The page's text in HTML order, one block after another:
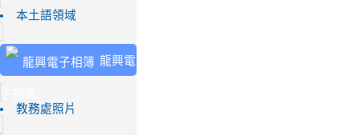
本土語領域
龍興電
教務處照片